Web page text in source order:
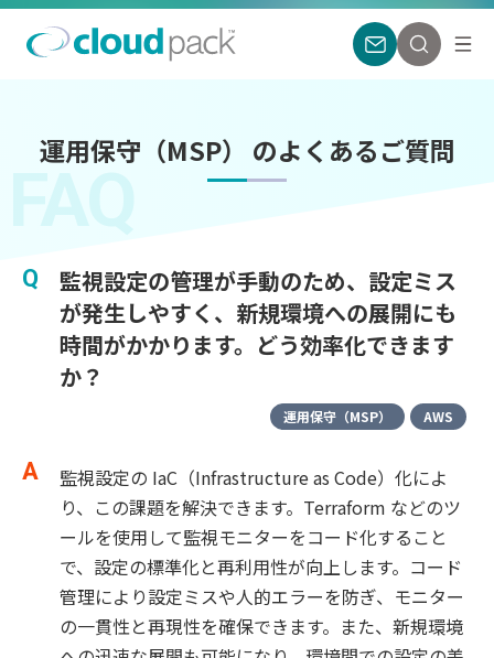
運用保守（MSP） のよくあるご質問
FAQ
監視設定の管理が手動のため、設定ミス
が発生しやすく、新規環境への展開にも
時間がかかります。どう効率化できます
か？
運用保守（MSP） AWS
監視設定の IaC（Infrastructure as Code）化によ
り、この課題を解決できます。Terraform などのツ
ールを使用して監視モニターをコード化すること
で、設定の標準化と再利用性が向上します。コード
管理により設定ミスや人的エラーを防ぎ、モニター
の一貫性と再現性を確保できます。また、新規環境